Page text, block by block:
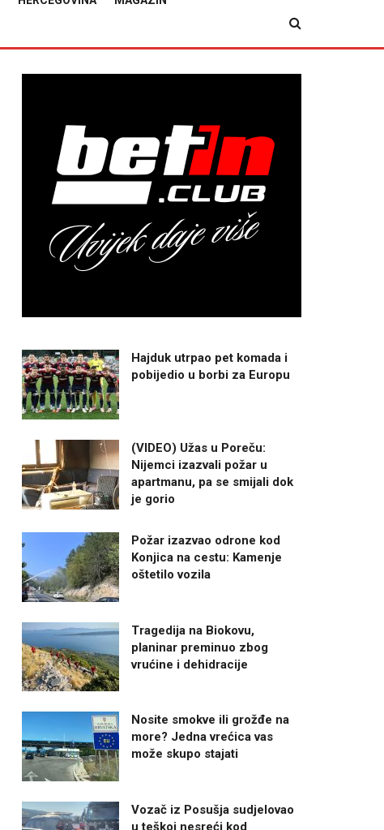
Hajduk utrpao pet komada i
pobijedio u borbi za Europu
(VIDEO) Užas u Poreču:
Nijemci izazvali požar u
apartmanu, pa se smijali dok
je gorio
Požar izazvao odrone kod
Konjica na cestu: Kamenje
oštetilo vozila
Tragedija na Biokovu,
planinar preminuo zbog
vrućine i dehidracije
Nosite smokve ili grožđe na
more? Jedna vrećica vas
može skupo stajati
Vozač iz Posušja sudjelovao
u teškoj nesreći kod